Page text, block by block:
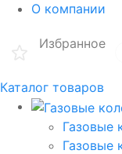
О компании
Избранное
Каталог товаров
Газовые
Газовые